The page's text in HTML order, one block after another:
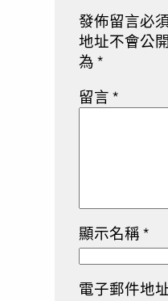
發佈留言必
地址不會公
為*
留言*
顯示名稱*
電子郵件地